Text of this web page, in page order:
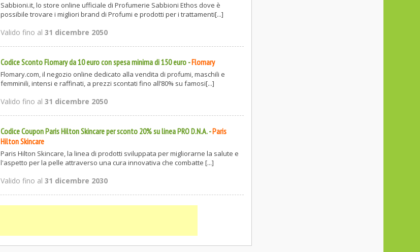
Sabbioni.it, lo store online ufficiale di Profumerie Sabbioni Ethos dove è
possibile trovare i migliori brand di Profumi e prodotti per i trattamenti[...]
Valido fino al31 dicembre 2050
Codice Sconto Flomary da 10 euro con spesa minima di 150 euro -Flomary
Flomary.com, il negozio online dedicato alla vendita di profumi, maschili e
femminili, intensi e raffinati, a prezzi scontati fino all’80% su famosi[...]
Valido fino al31 dicembre 2050
Codice Coupon Paris Hilton Skincare per sconto 20% su linea PRO D.N.A.-Paris
Hilton Skincare
Paris Hilton Skincare, la linea di prodotti sviluppata per migliorarne la salute e
l'aspetto per la pelle attraverso una cura innovativa che combatte [...]
Valido fino al31 dicembre 2030